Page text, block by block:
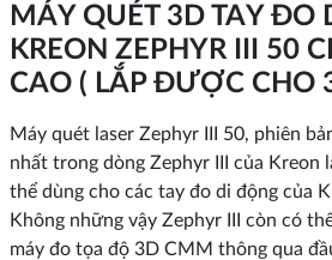
MÁY QUÉT 3D TAY ĐO
KREON ZEPHYR III 50
CAO ( LẮP ĐƯỢC CHO
Máy quét laser Zephyr III 50, phiên
nhất trong dòng Zephyr III của Kreon
thể dùng cho các tay đo di động của
Không những vậy Zephyr III còn có
máy đo tọa độ 3D CMM thông qua